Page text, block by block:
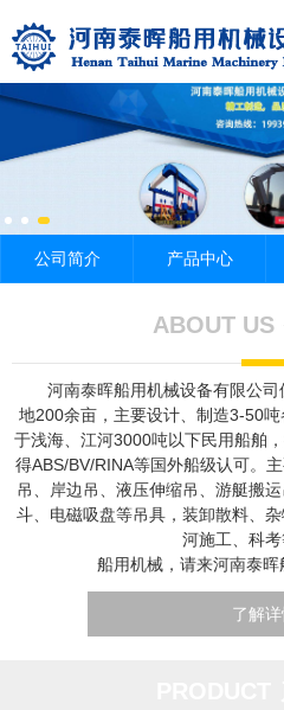
公司简介 产品中心
ABOUT US
河南泰晖船用机械设备有限公司
地200余亩，主要设计、制造3-50
于浅海、江河3000吨以下民用船舶
得ABS/BV/RINA等国外船级认可。
吊、岸边吊、液压伸缩吊、游艇搬
斗、电磁吸盘等吊具，装卸散料、
河施工、科考
船用机械，请来河南泰晖
了解